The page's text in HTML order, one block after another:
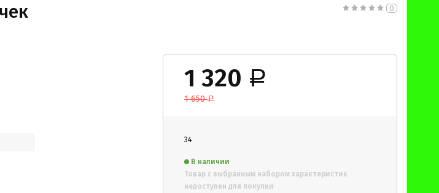
0
1 320 Р
1 650Р
34
В наличии
Товар с выбранным набором характеристик
недоступен для покупки